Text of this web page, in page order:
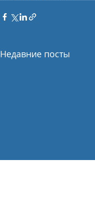
Недавние посты